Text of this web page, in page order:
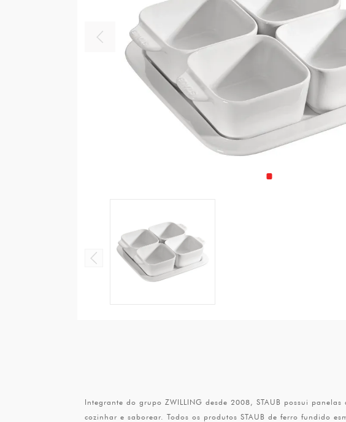
Integrante do grupo ZWILLING desde 2008, STAUB possui
cozinhar e saborear. Todos os produtos STAUB de ferro fundido